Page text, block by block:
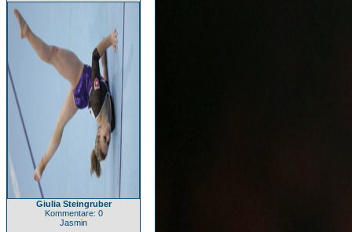
Giulia Steingruber
Kommentare: 0
Jasmin